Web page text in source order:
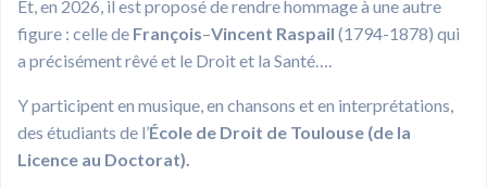
Et, en 2026, il est proposé de rendre hommage à une autre
figure : celle de François–Vincent Raspail (1794-1878) qui
a précisément rêvé et le Droit et la Santé….
Y participent en musique, en chansons et en interprétations,
des étudiants de l’École de Droit de Toulouse (de la
Licence au Doctorat).